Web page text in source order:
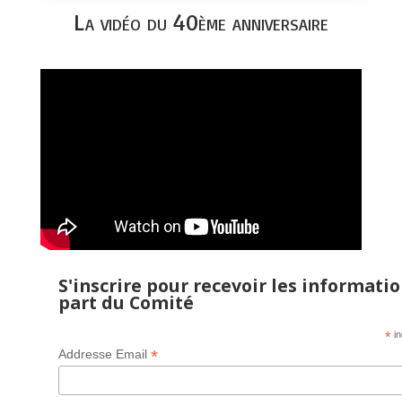
La vidéo du 40ème anniversaire
S'inscrire pour recevoir les
part du Comité
*
Addresse Email *